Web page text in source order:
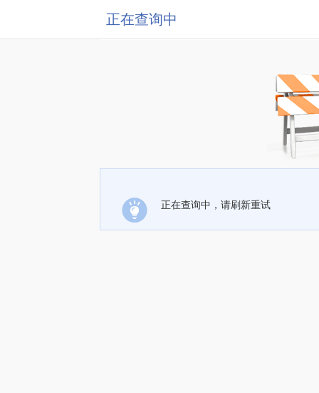
正在查询中
正在查询中，请刷新重试